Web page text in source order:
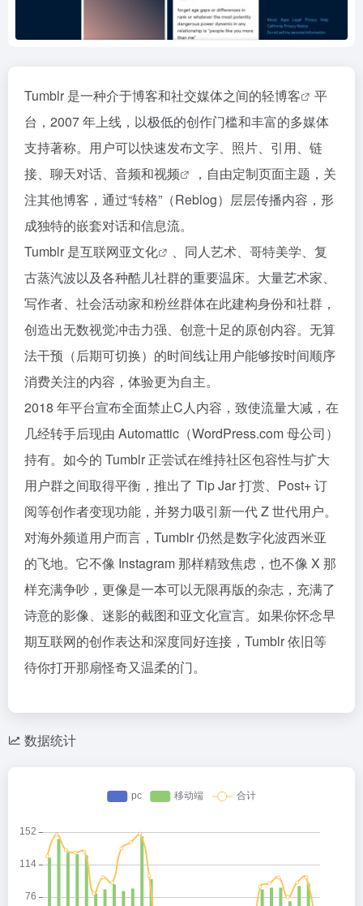
Tumblr 是一种介于博客和社交媒体之间的轻博客
平
台，2007 年上线，以极低的创作门槛和丰富的多媒体
支持著称。用户可以快速发布文字、照片、引用、链
接、聊天对话、音频和视频
，自由定制页面主题，关
注其他博客，通过“转格”（Reblog）层层传播内容，形
成独特的嵌套对话和信息流。
Tumblr 是互联网亚文化
、同人艺术、哥特美学、复
古蒸汽波以及各种酷儿社群的重要温床。大量艺术家、
写作者、社会活动家和粉丝群体在此建构身份和社群，
创造出无数视觉冲击力强、创意十足的原创内容。无算
法干预（后期可切换）的时间线让用户能够按时间顺序
消费关注的内容，体验更为自主。
2018 年平台宣布全面禁止C人内容，致使流量大减，在
几经转手后现由 Automattic（WordPress.com 母公司）
持有。如今的 Tumblr 正尝试在维持社区包容性与扩大
用户群之间取得平衡，推出了 Tip Jar 打赏、Post+ 订
阅等创作者变现功能，并努力吸引新一代 Z 世代用户。
对海外频道用户而言，Tumblr 仍然是数字化波西米亚
的飞地。它不像 Instagram 那样精致焦虑，也不像 X 那
样充满争吵，更像是一本可以无限再版的杂志，充满了
诗意的影像、迷影的截图和亚文化宣言。如果你怀念早
期互联网的创作表达和深度同好连接，Tumblr 依旧等
待你打开那扇怪奇又温柔的门。
数据统计